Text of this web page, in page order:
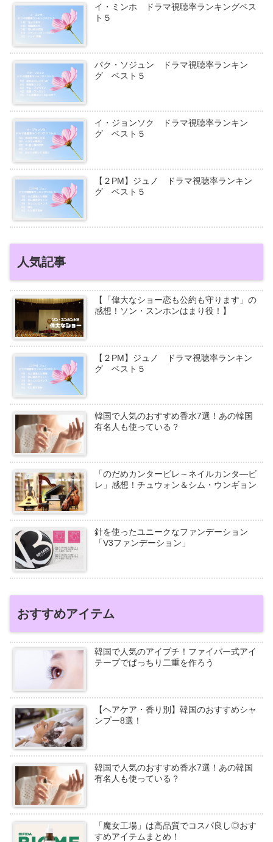
イ・ミンホ ドラマ視聴率ランキングベス
ト５
パク・ソジュン ドラマ視聴率ランキン
グ ベスト５
イ・ジョンソク ドラマ視聴率ランキン
グ ベスト５
【２PM】ジュノ ドラマ視聴率ランキン
グ ベスト５
人気記事
【「偉大なショー恋も公約も守ります」の
感想！ソン・スンホンはまり役！】
【２PM】ジュノ ドラマ視聴率ランキン
グ ベスト５
韓国で人気のおすすめ香水7選！あの韓国
有名人も使っている？
「のだめカンタービレ～ネイルカンタ―ビ
レ」感想！チュウォン＆シム・ウンギョン
針を使ったユニークなファンデーション
「V3ファンデーション」
おすすめアイテム
韓国で人気のアイプチ！ファイバー式アイ
テープでぱっちり二重を作ろう
【ヘアケア・香り別】韓国のおすすめシャ
ンプー8選！
韓国で人気のおすすめ香水7選！あの韓国
有名人も使っている？
「魔女工場」は高品質でコスパ良し◎おす
すめアイテムまとめ！